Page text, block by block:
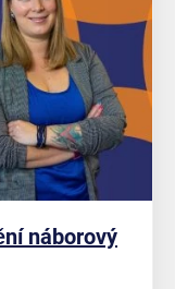
náborový